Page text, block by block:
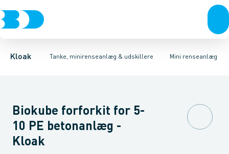
Kloak Tanke, minirenseanlæg & udskillere
Rør & fittingsBrøndeBrøndgodsLinjeafvandingTanke,
Mini renseanlæg
Udskillere Tanke Tilbehør til tankeMini renseanlæg
Anlæg Tilbehør
Biokube forforkit for 5-
10 PE betonanlæg -
Kloak